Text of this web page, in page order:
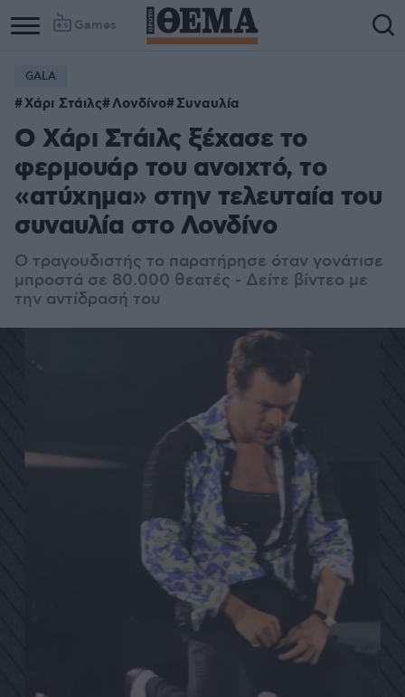
Games
GALA
Χάρι Στάιλς Λονδίνο Συναυλία
Ο Χάρι Στάιλς ξέχασε το
φερμουάρ του ανοιχτό, το
«ατύχημα» στην τελευταία του
συναυλία στο Λονδίνο
Ο τραγουδιστής το παρατήρησε όταν γονάτισε
μπροστά σε 80.000 θεατές - Δείτε βίντεο με
την αντίδρασή του